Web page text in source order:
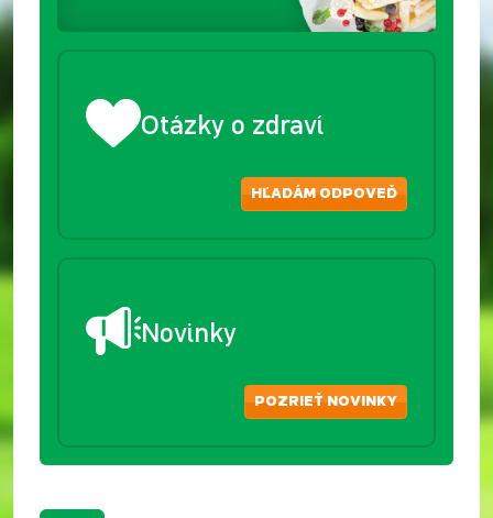
Otázky o zdraví
HĽADÁM ODPOVEĎ
Novinky
POZRIEŤ NOVINKY